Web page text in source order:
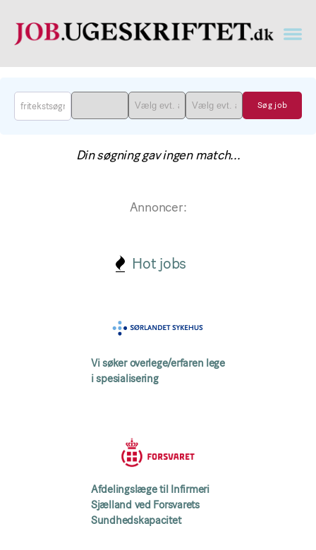
job
på
job.ugeskriftet.dk
Din søgning gav ingen match...
Annoncer:
Hot jobs
Vi søker overlege/erfaren lege
i spesialisering
Afdelingslæge til Infirmeri
Sjælland ved Forsvarets
Sundhedskapacitet